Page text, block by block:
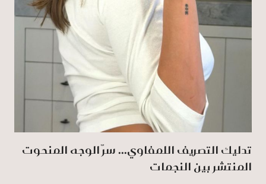
تدليك التصريف اللمفاوي... سرّ الوجه المنحوت
المنتشر بين النجمات